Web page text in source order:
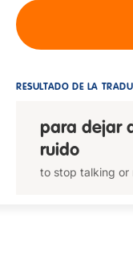
RESULTADO DE LA
para dejar
ruido
to stop talking or